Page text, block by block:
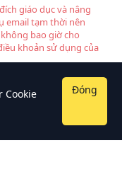
giáo dục và nâng
email tạm thời nên
bao giờ cho
khoản sử dụng của
Cookie
Đóng